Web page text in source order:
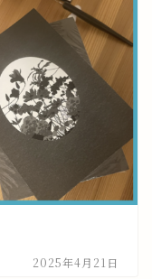
2025年4月21日